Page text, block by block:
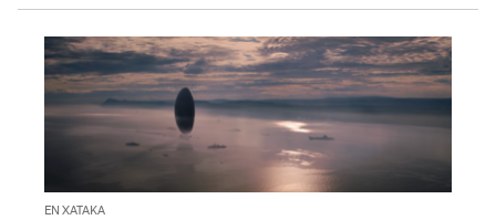
EN XATAKA